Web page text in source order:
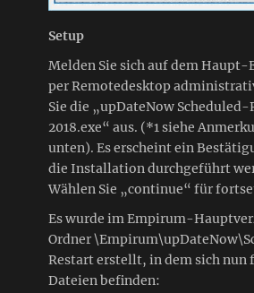
Setup
Melden Sie sich auf dem Haupt-
per Remotedesktop
Sie die „upDateNow Scheduled-
2018.exe“ aus. (*1 siehe
unten). Es erscheint ein
die Installation durchgeführt
Wählen Sie „continue“ für
Es wurde im Empirum-
Ordner
Restart erstellt, in dem sich nun
Dateien befinden: